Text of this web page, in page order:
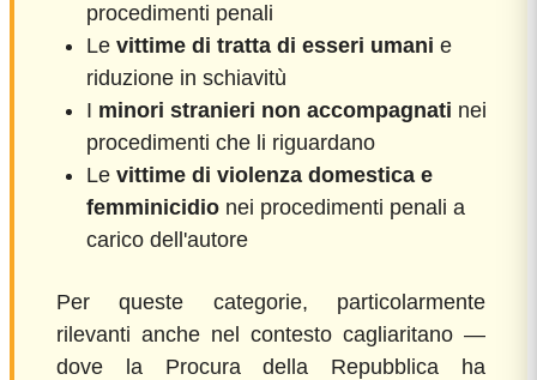
procedimenti penali
Le vittime di tratta di esseri umani e
riduzione in schiavitù
I minori stranieri non accompagnati nei
procedimenti che li riguardano
Le vittime di violenza domestica e
femminicidio nei procedimenti penali a
carico dell'autore
Per queste categorie, particolarmente
rilevanti anche nel contesto cagliaritano —
dove la Procura della Repubblica ha